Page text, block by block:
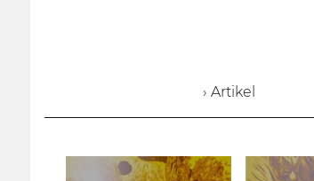
› Artikel